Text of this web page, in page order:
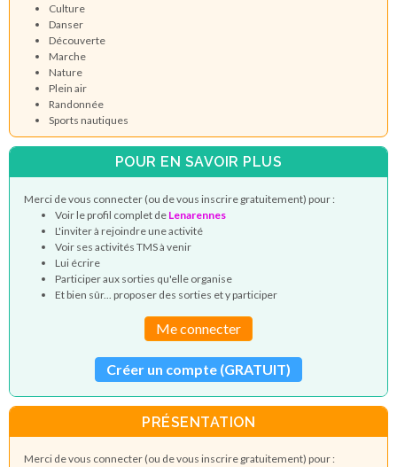
Culture
Danser
Découverte
Marche
Nature
Plein air
Randonnée
Sports nautiques
POUR EN SAVOIR PLUS
Merci de vous connecter (ou de vous inscrire gratuitement) pour :
Voir le profil complet de Lenarennes
L'inviter à rejoindre une activité
Voir ses activités TMS à venir
Lui écrire
Participer aux sorties qu'elle organise
Et bien sûr... proposer des sorties et y participer
Me connecter
Créer un compte (GRATUIT)
PRÉSENTATION
Merci de vous connecter (ou de vous inscrire gratuitement) pour :